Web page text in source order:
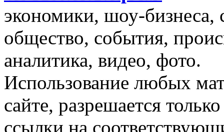
экономики, шоу-бизнеса,
общество, события,
аналитика, видео, фото.
Использование любых
сайте, разрешается
ссылки на